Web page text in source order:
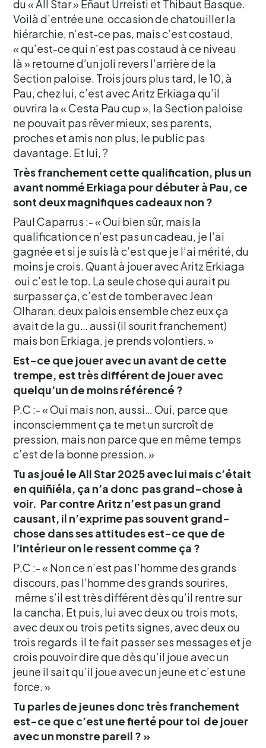
du « All Star » Eñaut Urreisti et Thibaut Basque.
Voilà d’entrée une occasion de chatouiller la
hiérarchie, n’est-ce pas, mais c’est costaud,
« qu’est-ce qui n’est pas costaud à ce niveau
là » retourne d’un joli revers l’arrière de la
Section paloise. Trois jours plus tard, le 10, à
Pau, chez lui, c’est avec Aritz Erkiaga qu’il
ouvrira la « Cesta Pau cup », la Section paloise
ne pouvait pas rêver mieux, ses parents,
proches et amis non plus, le public pas
davantage. Et lui, ?
Très franchement cette qualification, plus un
avant nommé Erkiaga pour débuter à Pau, ce
sont deux magnifiques cadeaux non ?
Paul Caparrus :- « Oui bien sûr, mais la
qualification ce n’est pas un cadeau, je l’ai
gagnée et si je suis là c’est que je l’ai mérité, du
moins je crois. Quant à jouer avec Aritz Erkiaga
oui c’est le top. La seule chose qui aurait pu
surpasser ça, c’est de tomber avec Jean
Olharan, deux palois ensemble chez eux ça
avait de la gu… aussi (il sourit franchement)
mais bon Erkiaga, je prends volontiers. »
Est-ce que jouer avec un avant de cette
trempe, est très différent de jouer avec
quelqu’un de moins référencé ?
P.C :- « Oui mais non, aussi… Oui, parce que
inconsciemment ça te met un surcroît de
pression, mais non parce que en même temps
c’est de la bonne pression. »
Tu as joué le All Star 2025 avec lui mais c’était
en quiñiéla, ça n’a donc pas grand-chose à
voir. Par contre Aritz n’est pas un grand
causant, il n’exprime pas souvent grand-
chose dans ses attitudes est-ce que de
l’intérieur on le ressent comme ça ?
P.C :- « Non ce n’est pas l’homme des grands
discours, pas l’homme des grands sourires,
même s’il est très différent dès qu’il rentre sur
la cancha. Et puis, lui avec deux ou trois mots,
avec deux ou trois petits signes, avec deux ou
trois regards il te fait passer ses messages et je
crois pouvoir dire que dès qu’il joue avec un
jeune il sait qu’il joue avec un jeune et c’est une
force. »
Tu parles de jeunes donc très franchement
est-ce que c’est une fierté pour toi de jouer
avec un monstre pareil ? »